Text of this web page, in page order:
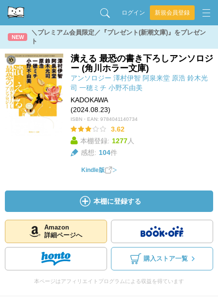
ログイン 新規会員登録
NEW
＼プレミアム会員限定／『プレゼント(新潮文庫)』をプレゼン
ト
潰える 最恐の書き下ろしアンソロジ
ー (角川ホラー文庫)
アンソロジー 澤村伊智 阿泉来堂 原浩 鈴木光
司 一穂ミチ 小野不由美
KADOKAWA
(2024.08.23)
ISBN・EAN: 9784041140734
3.62
本棚登録: 1277人
感想: 104件
Kindle版
本棚に登録する
Amazon
詳細ページへ
購入ストア一覧
本ページはアフィリエイトプログラムによる収益を得ています